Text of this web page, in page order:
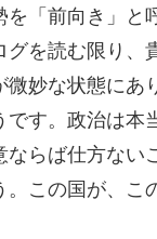
を「前向き」
を読む限り
妙な状態に
す。政治は
らば仕方な
この国が、こ